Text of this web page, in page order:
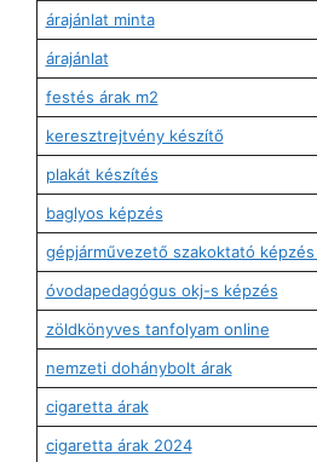
árajánlat minta
árajánlat
festés árak m2
keresztrejtvény készítő
plakát készítés
baglyos képzés
gépjárművezető szakoktató
óvodapedagógus okj-s képzés
zöldkönyves tanfolyam online
nemzeti dohánybolt árak
cigaretta árak
cigaretta árak 2024